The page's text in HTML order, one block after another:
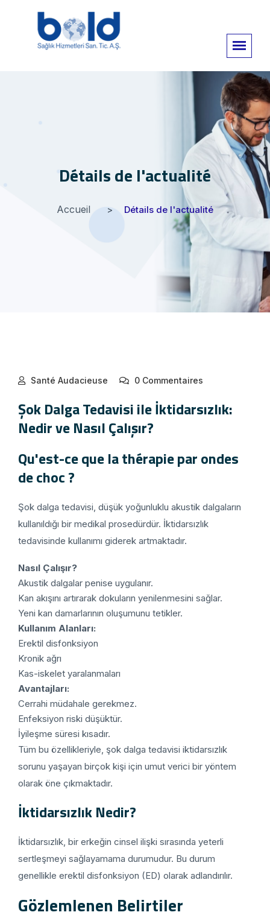
Détails de l'actualité
Accueil Détails de l'actualité
Santé Audacieuse 0 Commentaires
Şok Dalga Tedavisi ile İktidarsızlık:
Nedir ve Nasıl Çalışır?
Qu'est-ce que la thérapie par ondes
de choc ?
Şok dalga tedavisi, düşük yoğunluklu akustik dalgaların
kullanıldığı bir medikal prosedürdür. İktidarsızlık
tedavisinde kullanımı giderek artmaktadır.
Nasıl Çalışır?
Akustik dalgalar penise uygulanır.
Kan akışını artırarak dokuların yenilenmesini sağlar.
Yeni kan damarlarının oluşumunu tetikler.
Kullanım Alanları:
Erektil disfonksiyon
Kronik ağrı
Kas-iskelet yaralanmaları
Avantajları:
Cerrahi müdahale gerekmez.
Enfeksiyon riski düşüktür.
İyileşme süresi kısadır.
Tüm bu özellikleriyle, şok dalga tedavisi iktidarsızlık
sorunu yaşayan birçok kişi için umut verici bir yöntem
olarak öne çıkmaktadır.
İktidarsızlık Nedir?
İktidarsızlık, bir erkeğin cinsel ilişki sırasında yeterli
sertleşmeyi sağlayamama durumudur. Bu durum
genellikle erektil disfonksiyon (ED) olarak adlandırılır.
Gözlemlenen Belirtiler